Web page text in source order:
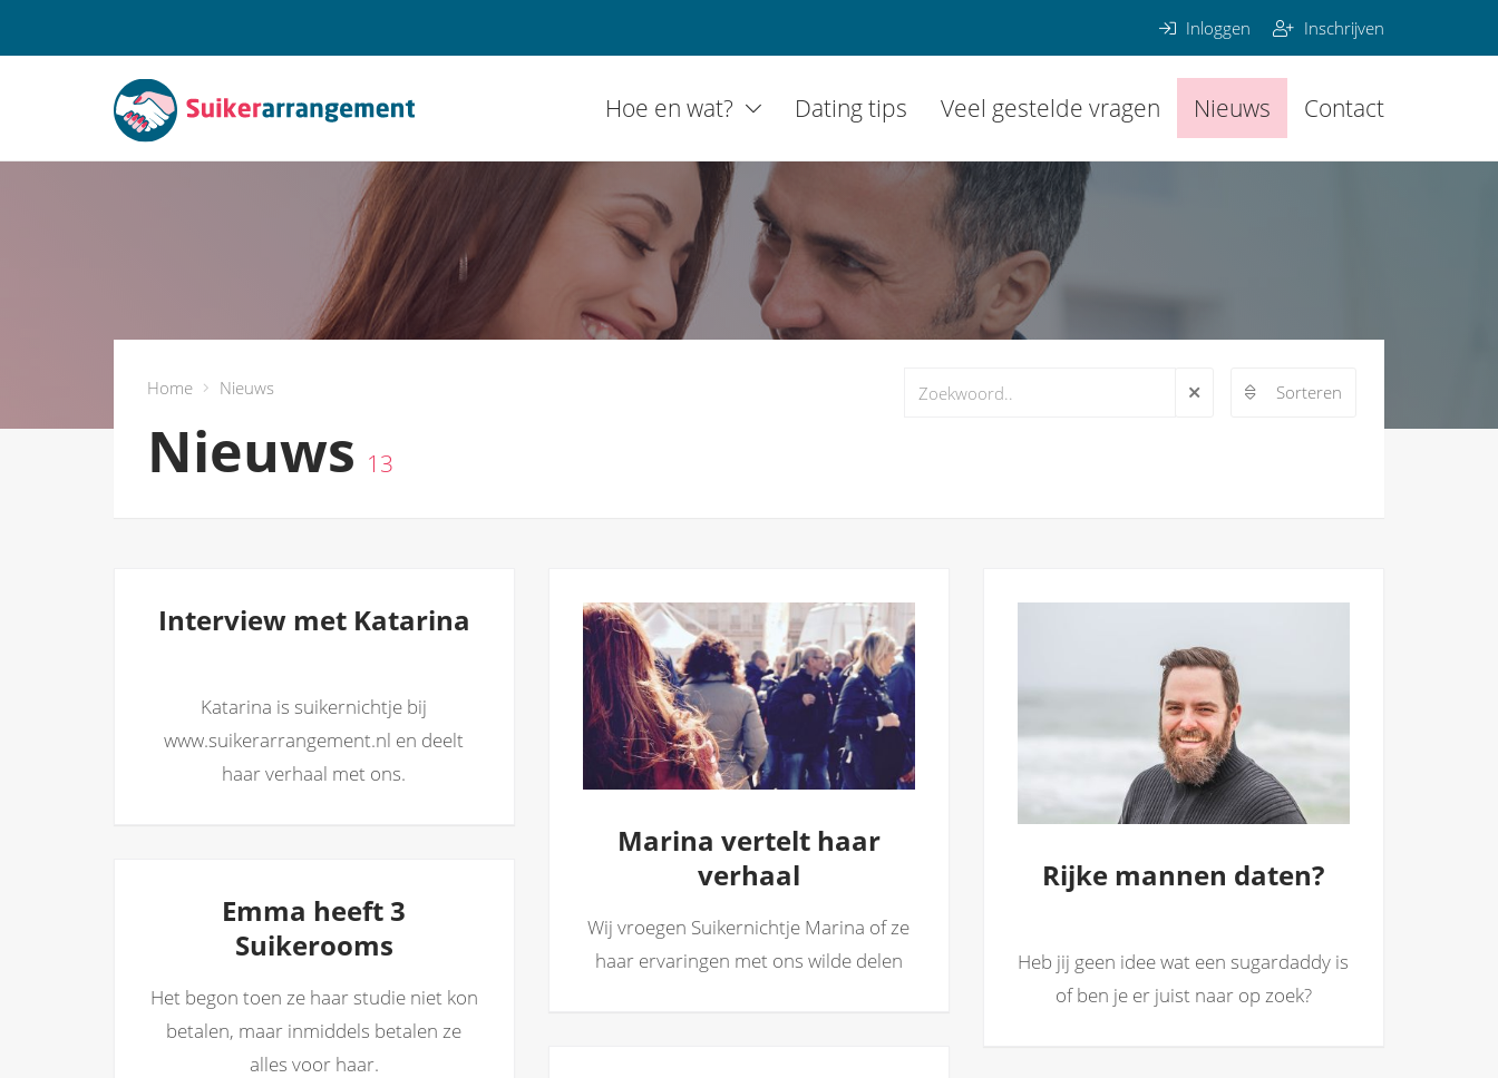
Inloggen Inschrijven
Hoe en wat? Dating tips Veel gestelde vragen Nieuws Contact
Home Nieuws
Nieuws 13
Sorteren
Interview met Katarina
Katarina is suikernichtje bij
www.suikerarrangement.nl en deelt
haar verhaal met ons.
Marina vertelt haar
verhaal
Wij vroegen Suikernichtje Marina of ze
haar ervaringen met ons wilde delen
Rijke mannen daten?
Heb jij geen idee wat een sugardaddy is
of ben je er juist naar op zoek?
Emma heeft 3
Suikerooms
Het begon toen ze haar studie niet kon
betalen, maar inmiddels betalen ze
alles voor haar.